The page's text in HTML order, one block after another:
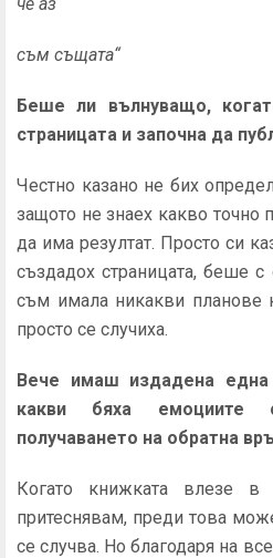
съм същата“
Беше ли вълнуващо,
страницата и започна да
Честно казано не бих
защото не знаех какво точно
да има резултат. Просто си
създадох страницата, беше
съм имала никакви планове
просто се случиха.
Вече имаш издадена една
какви бяха емоциите
получаването на обратна
Когато книжката влезе в
притеснявам, преди това
се случва. Но благодаря на